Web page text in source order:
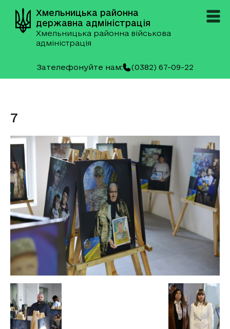
Хмельницька районна
державна адміністрація
Хмельницька районна військова
адміністрація
Зателефонуйте нам: (0382) 67-09-22
7